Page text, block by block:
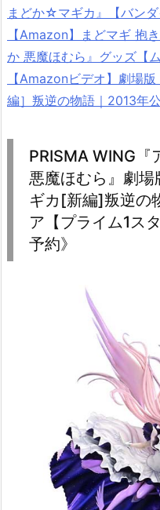
まどか☆マギカ』【バンダ
【Amazon】まどマギ 抱
か 悪魔ほむら』グッズ【ム
【Amazonビデオ】劇場
編］叛逆の物語｜2013年
PRISMA WING『
悪魔ほむら』劇
ギカ[新編]叛逆の
ア【プライム1ス
予約》